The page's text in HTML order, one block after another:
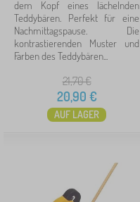
dem Kopf eines lächelnden
Teddybären. Perfekt für eine
Nachmittagspause. Die
kontrastierenden Muster und
Farben des Teddybären...
21,70€
20,90 €
AUF LAGER